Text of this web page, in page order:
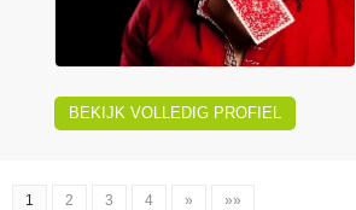
BEKIJK VOLLEDIG PROFIEL
1 2 3 4 » »»